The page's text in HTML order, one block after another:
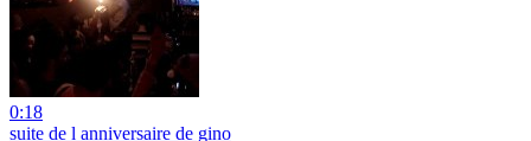
0:18
suite de l anniversaire de gino